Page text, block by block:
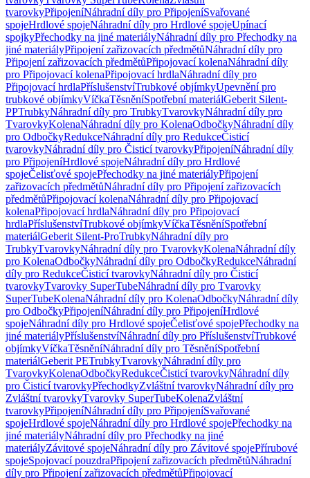
tvarovkyPřipojeníNáhradní díly pro PřipojeníSvařované
spojeHrdlové spojeNáhradní díly pro Hrdlové spojeUpínací
spojkyPřechodky na jiné materiályNáhradní díly pro Přechodky na
jiné materiályPřipojení zařizovacích předmětůNáhradní díly pro
Připojení zařizovacích předmětůPřipojovací kolenaNáhradní díly
pro Připojovací kolenaPřipojovací hrdlaNáhradní díly pro
Připojovací hrdlaPříslušenstvíTrubkové objímkyUpevnění pro
trubkové objímkyVíčkaTěsněníSpotřební materiálGeberit Silent-
PPTrubkyNáhradní díly pro TrubkyTvarovkyNáhradní díly pro
TvarovkyKolenaNáhradní díly pro KolenaOdbočkyNáhradní díly
pro OdbočkyRedukceNáhradní díly pro RedukceČisticí
tvarovkyNáhradní díly pro Čisticí tvarovkyPřipojeníNáhradní díly
pro PřipojeníHrdlové spojeNáhradní díly pro Hrdlové
spojeČelisťové spojePřechodky na jiné materiályPřipojení
zařizovacích předmětůNáhradní díly pro Připojení zařizovacích
předmětůPřipojovací kolenaNáhradní díly pro Připojovací
kolenaPřipojovací hrdlaNáhradní díly pro Připojovací
hrdlaPříslušenstvíTrubkové objímkyVíčkaTěsněníSpotřební
materiálGeberit Silent-ProTrubkyNáhradní díly pro
TrubkyTvarovkyNáhradní díly pro TvarovkyKolenaNáhradní díly
pro KolenaOdbočkyNáhradní díly pro OdbočkyRedukceNáhradní
díly pro RedukceČisticí tvarovkyNáhradní díly pro Čisticí
tvarovkyTvarovky SuperTubeNáhradní díly pro Tvarovky
SuperTubeKolenaNáhradní díly pro KolenaOdbočkyNáhradní díly
pro OdbočkyPřipojeníNáhradní díly pro PřipojeníHrdlové
spojeNáhradní díly pro Hrdlové spojeČelisťové spojePřechodky na
jiné materiályPříslušenstvíNáhradní díly pro PříslušenstvíTrubkové
objímkyVíčkaTěsněníNáhradní díly pro TěsněníSpotřební
materiálGeberit PETrubkyTvarovkyNáhradní díly pro
TvarovkyKolenaOdbočkyRedukceČisticí tvarovkyNáhradní díly
pro Čisticí tvarovkyPřechodkyZvláštní tvarovkyNáhradní díly pro
Zvláštní tvarovkyTvarovky SuperTubeKolenaZvláštní
tvarovkyPřipojeníNáhradní díly pro PřipojeníSvařované
spojeHrdlové spojeNáhradní díly pro Hrdlové spojePřechodky na
jiné materiályNáhradní díly pro Přechodky na jiné
materiályZávitové spojeNáhradní díly pro Závitové spojePřírubové
spojeSpojovací pouzdraPřipojení zařizovacích předmětůNáhradní
díly pro Připojení zařizovacích předmětůPřipojovací